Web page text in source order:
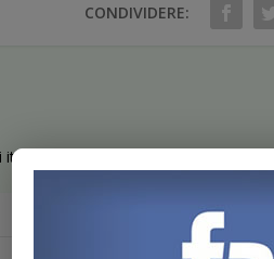
CONDIVIDERE:
nel tempo libero?